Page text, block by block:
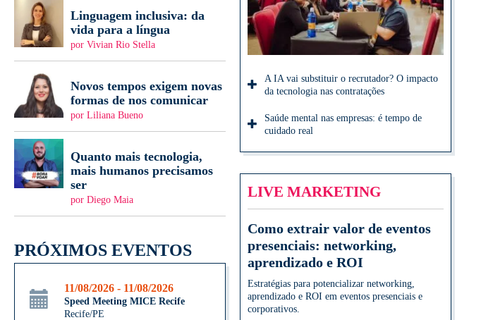
Linguagem inclusiva: da
vida para a língua
por Vivian Rio Stella
Novos tempos exigem novas
formas de nos comunicar
por Liliana Bueno
Quanto mais tecnologia,
mais humanos precisamos
ser
por Diego Maia
PRÓXIMOS EVENTOS
11/08/2026 - 11/08/2026
Speed Meeting MICE Recife
Recife/PE
A IA vai substituir o recrutador? O impacto
da tecnologia nas contratações
Saúde mental nas empresas: é tempo de
cuidado real
LIVE MARKETING
Como extrair valor de eventos
presenciais: networking,
aprendizado e ROI
Estratégias para potencializar networking,
aprendizado e ROI em eventos presenciais e
corporativos.